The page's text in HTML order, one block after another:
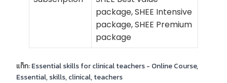
package, SHEE Intensive
package, SHEE Premium
package
แท็ก:Essential skills for clinical teachers - Online Course,
Essential,skills,clinical,teachers